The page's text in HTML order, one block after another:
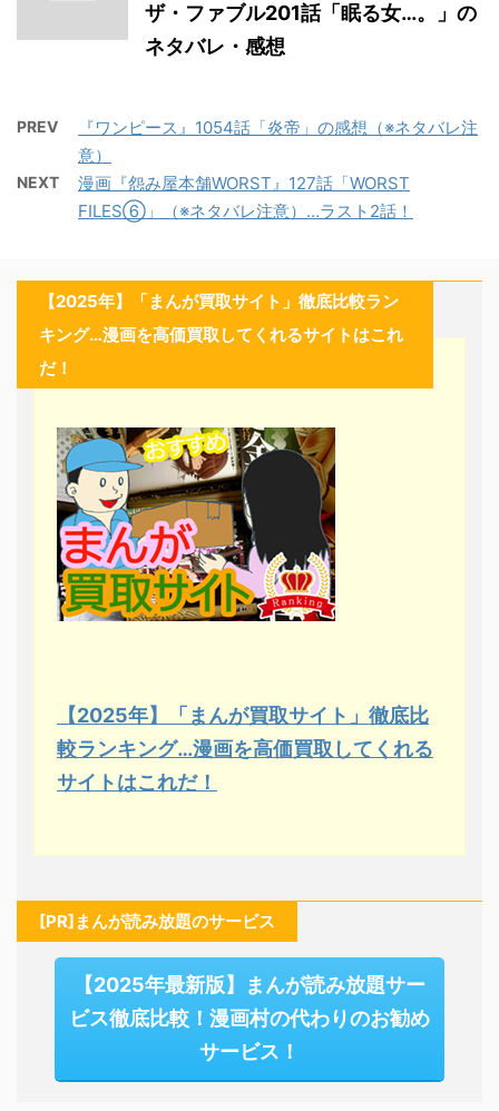
ザ・ファブル201話「眠る女…。」の
ネタバレ・感想
PREV
『ワンピース』1054話「炎帝」の感想（※ネタバレ注
意）
NEXT
漫画『怨み屋本舗WORST』127話「WORST
FILES⑥」（※ネタバレ注意）…ラスト2話！
【2025年】「まんが買取サイト」徹底比較ラン
キング…漫画を高価買取してくれるサイトはこれ
だ！
【2025年】「まんが買取サイト」徹底比
較ランキング…漫画を高価買取してくれる
サイトはこれだ！
[PR]まんが読み放題のサービス
【2025年最新版】まんが読み放題サー
ビス徹底比較！漫画村の代わりのお勧め
サービス！